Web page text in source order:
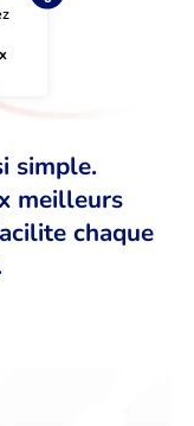
simple.
meilleurs
chaque